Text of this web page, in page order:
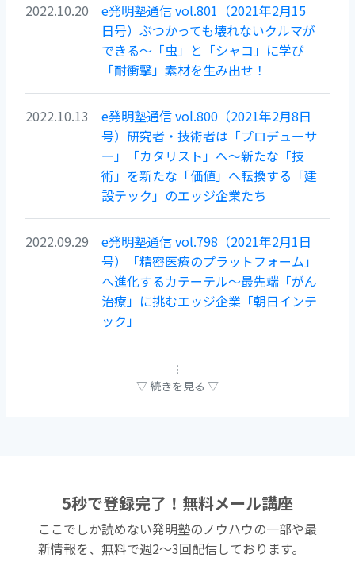
2022.10.20
e発明塾通信 vol.801（2021年2月15
日号）ぶつかっても壊れないクルマが
できる～「虫」と「シャコ」に学び
「耐衝撃」素材を生み出せ！
2022.10.13
e発明塾通信 vol.800（2021年2月8日
号）研究者・技術者は「プロデューサ
ー」「カタリスト」へ～新たな「技
術」を新たな「価値」へ転換する「建
設テック」のエッジ企業たち
2022.09.29
e発明塾通信 vol.798（2021年2月1日
号）「精密医療のプラットフォーム」
へ進化するカテーテル～最先端「がん
治療」に挑むエッジ企業「朝日インテ
ック」
5秒で登録完了！無料メール講座
ここでしか読めない発明塾のノウハウの一部や最
新情報を、無料で週2〜3回配信しております。